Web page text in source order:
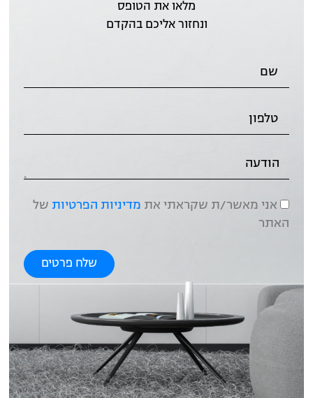
מלאו את הטופס
ונחזור אליכם בהקדם
אני מאשר/ת שקראתי את מדיניות הפרטיות של
האתר
שלח פרטים